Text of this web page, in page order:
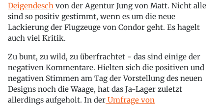
Deigendesch von der Agentur Jung von Matt. Nicht alle
sind so positiv gestimmt, wenn es um die neue
Lackierung der Flugzeuge von Condor geht. Es hagelt
auch viel Kritik.
Zu bunt, zu wild, zu überfrachtet - das sind einige der
negativen Kommentare. Hielten sich die positiven und
negativen Stimmen am Tag der Vorstellung des neuen
Designs noch die Waage, hat das Ja-Lager zuletzt
allerdings aufgeholt. In der Umfrage von